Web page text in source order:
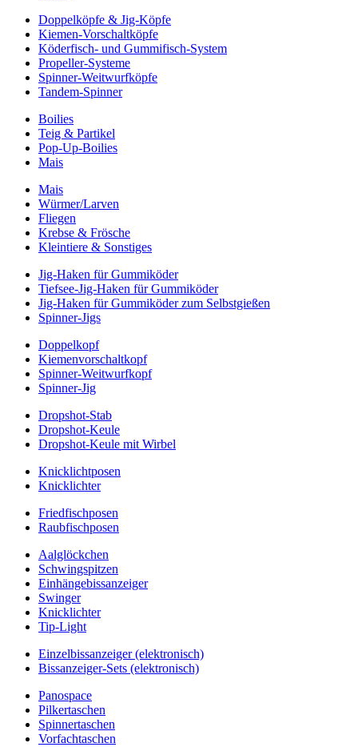
Doppelköpfe & Jig-Köpfe
Kiemen-Vorschaltköpfe
Köderfisch- und Gummifisch-System
Propeller-Systeme
Spinner-Weitwurfköpfe
Tandem-Spinner
Boilies
Teig & Partikel
Pop-Up-Boilies
Mais
Mais
Würmer/Larven
Fliegen
Krebse & Frösche
Kleintiere & Sonstiges
Jig-Haken für Gummiköder
Tiefsee-Jig-Haken für Gummiköder
Jig-Haken für Gummiköder zum Selbstgießen
Spinner-Jigs
Doppelkopf
Kiemenvorschaltkopf
Spinner-Weitwurfkopf
Spinner-Jig
Dropshot-Stab
Dropshot-Keule
Dropshot-Keule mit Wirbel
Knicklichtposen
Knicklichter
Friedfischposen
Raubfischposen
Aalglöckchen
Schwingspitzen
Einhängebissanzeiger
Swinger
Knicklichter
Tip-Light
Einzelbissanzeiger (elektronisch)
Bissanzeiger-Sets (elektronisch)
Panospace
Pilkertaschen
Spinnertaschen
Vorfachtaschen